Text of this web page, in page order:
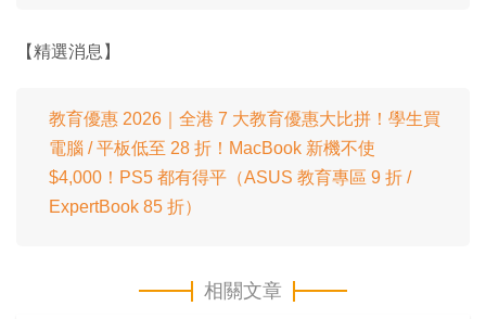
【精選消息】
教育優惠 2026｜全港 7 大教育優惠大比拼！學生買
電腦 / 平板低至 28 折！MacBook 新機不使
$4,000！PS5 都有得平（ASUS 教育專區 9 折 /
ExpertBook 85 折）
相關文章